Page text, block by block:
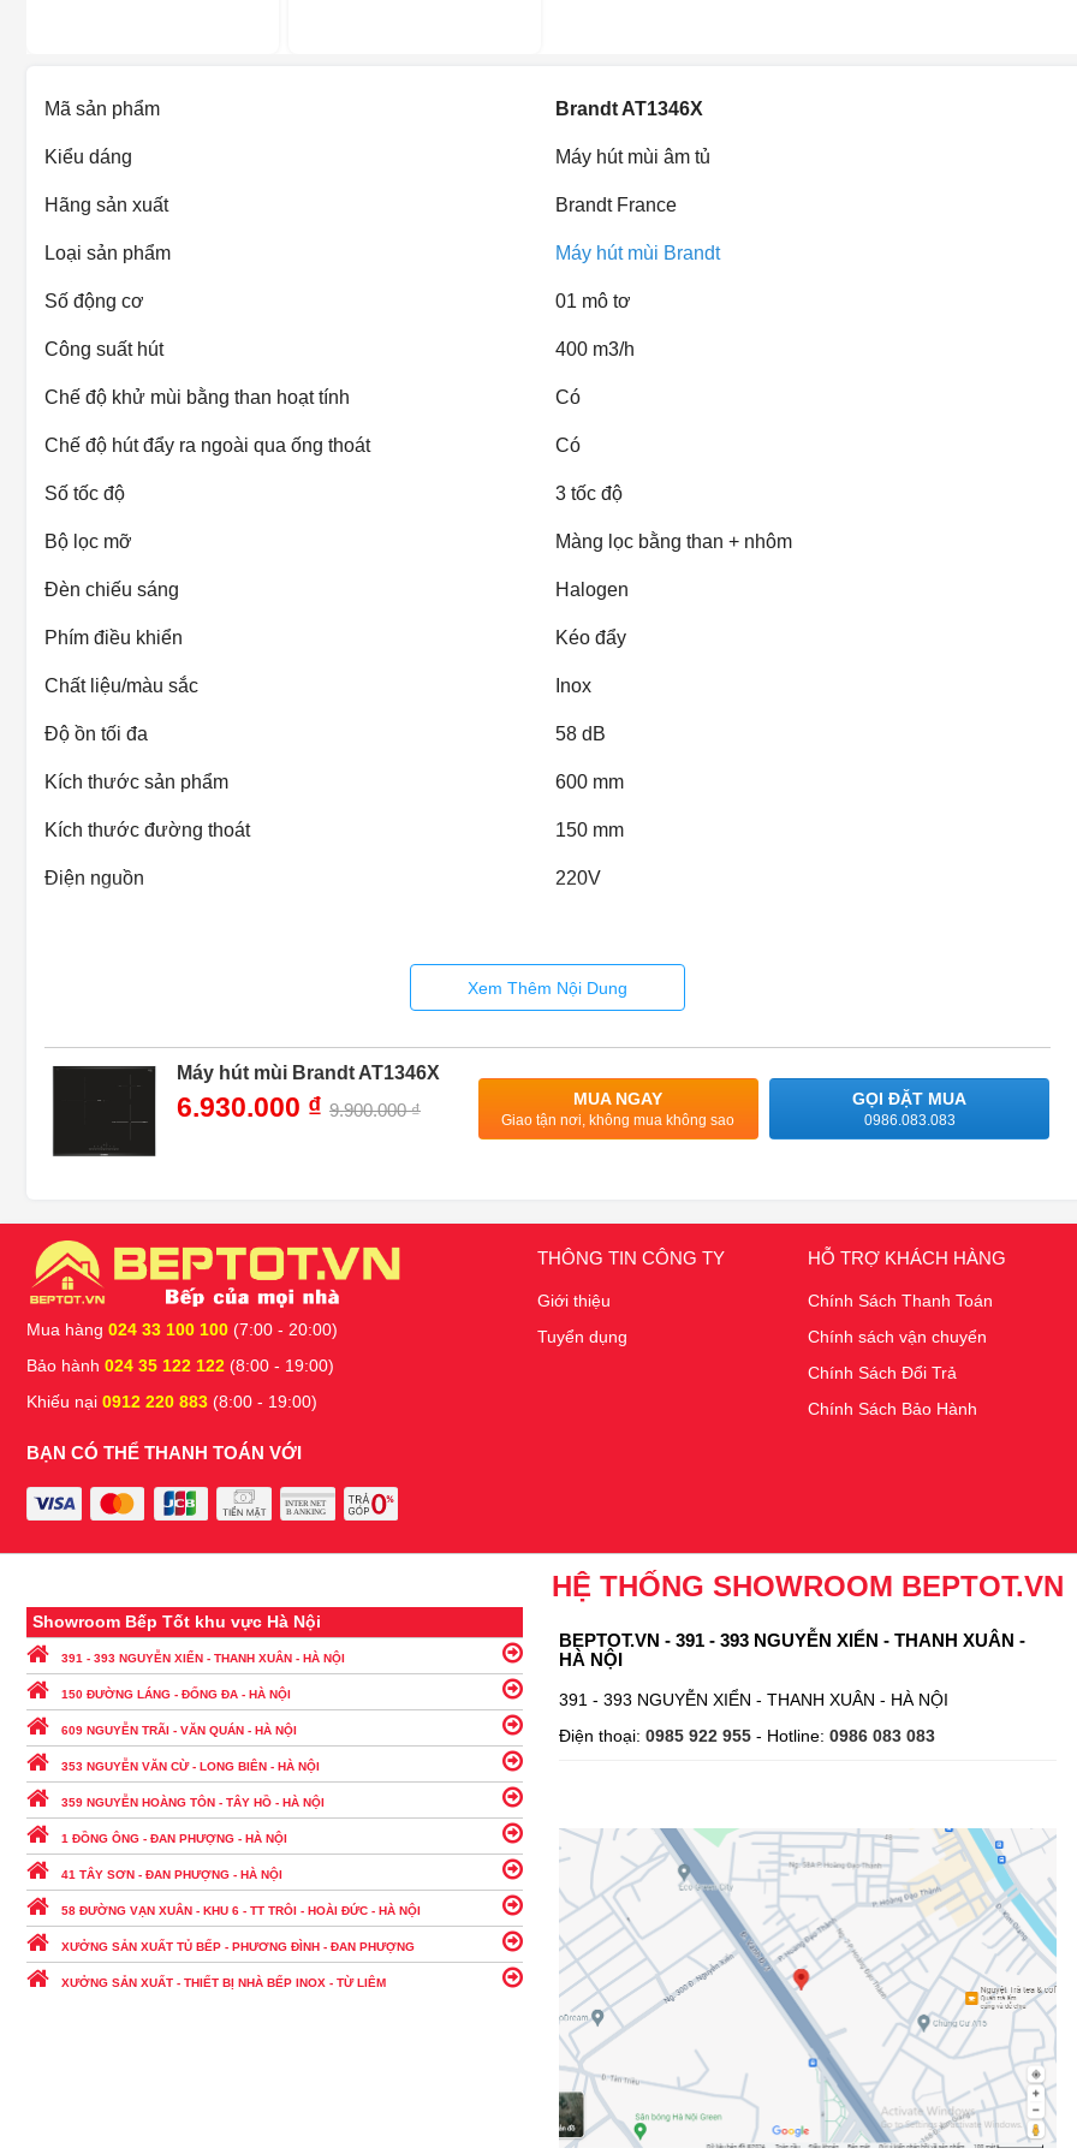
Mã sản phẩm Brandt AT1346X
Kiểu dáng Máy hút mùi âm tủ
Hãng sản xuất Brandt France
Loại sản phẩm Máy hút mùi Brandt
Số động cơ 01 mô tơ
Công suất hút 400 m3/h
Chế độ khử mùi bằng than hoạt tính Có
Chế độ hút đẩy ra ngoài qua ống thoát Có
Số tốc độ 3 tốc độ
Bộ lọc mỡ Màng lọc bằng than + nhôm
Đèn chiếu sáng Halogen
Phím điều khiển Kéo đẩy
Chất liệu/màu sắc Inox
Độ ồn tối đa 58 dB
Kích thước sản phẩm 600 mm
Kích thước đường thoát 150 mm
Điện nguồn 220V
Xem Thêm Nội Dung
Máy hút mùi Brandt AT1346X
6.930.000 ₫ 9.900.000 ₫
MUA NGAY
Giao tận nơi, không mua không sao
GỌI ĐẶT MUA
0986.083.083
Mua hàng 024 33 100 100 (7:00 - 20:00)
Bảo hành 024 35 122 122 (8:00 - 19:00)
Khiếu nại 0912 220 883 (8:00 - 19:00)
BẠN CÓ THỂ THANH TOÁN VỚI
THÔNG TIN CÔNG TY
Giới thiệu
Tuyển dụng
HỖ TRỢ KHÁCH HÀNG
Chính Sách Thanh Toán
Chính sách vận chuyển
Chính Sách Đổi Trả
Chính Sách Bảo Hành
HỆ THỐNG SHOWROOM BEPTOT.VN
Showroom Bếp Tốt khu vực Hà Nội
391 - 393 NGUYỄN XIỂN - THANH XUÂN - HÀ NỘI
150 ĐƯỜNG LÁNG - ĐỐNG ĐA - HÀ NỘI
609 NGUYỄN TRÃI - VĂN QUÁN - HÀ NỘI
353 NGUYỄN VĂN CỪ - LONG BIÊN - HÀ NỘI
359 NGUYỄN HOÀNG TÔN - TÂY HỒ - HÀ NỘI
1 ĐỒNG ÔNG - ĐAN PHƯỢNG - HÀ NỘI
41 TÂY SƠN - ĐAN PHƯỢNG - HÀ NỘI
58 ĐƯỜNG VẠN XUÂN - KHU 6 - TT TRÔI - HOÀI ĐỨC - HÀ NỘI
XƯỞNG SẢN XUẤT TỦ BẾP - PHƯƠNG ĐÌNH - ĐAN PHƯỢNG
XƯỞNG SẢN XUẤT - THIẾT BỊ NHÀ BẾP INOX - TỪ LIÊM
BEPTOT.VN - 391 - 393 NGUYỄN XIỂN - THANH XUÂN -
HÀ NỘI
391 - 393 NGUYỄN XIỂN - THANH XUÂN - HÀ NỘI
Điện thoại:0985 922 955- Hotline:0986 083 083